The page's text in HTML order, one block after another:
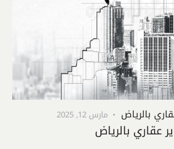
بالرياض مارس 12, 2025
عقاري بالرياض